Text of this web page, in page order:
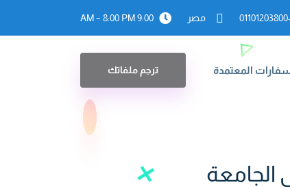
مصر 9:00 AM – 8:00 PM
المعتمدة ترجم ملفاتك
الجامعة